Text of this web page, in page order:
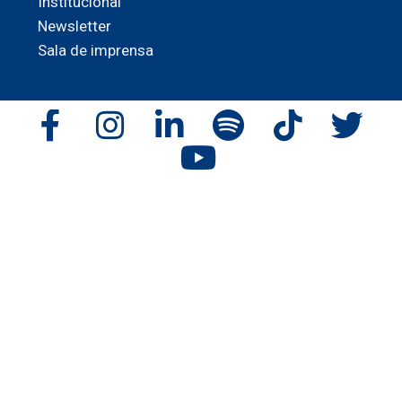
Newsletter
Sala de imprensa